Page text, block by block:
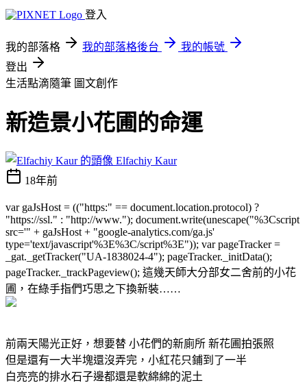
登入
我的部落格 我的部落格後台
我的帳號
登出
生活點滴隨筆 圖文創作
新造景小花圃的命運
Elfachiy Kaur
18年前
var gaJsHost = (("https:" == document.location.protocol) ?
"https://ssl." : "http://www."); document.write(unescape("%3Cscript
src='" + gaJsHost + "google-analytics.com/ga.js'
type='text/javascript'%3E%3C/script%3E")); var pageTracker =
_gat._getTracker("UA-1838024-4"); pageTracker._initData();
pageTracker._trackPageview(); 這幾天師大分部女二舍前的小花
圃，在綠手指們巧思之下換新裝……
前兩天陽光正好，想要替 小花們的新廁所 新花圃拍張照
但是還有一大半塊還沒弄完，小紅花只鋪到了一半
白亮亮的排水石子邊都還是軟綿綿的泥土